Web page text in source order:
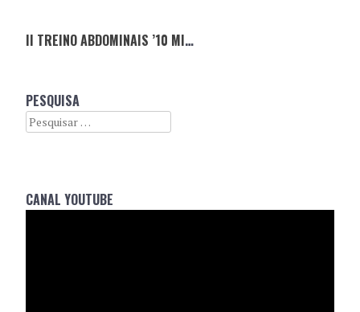
II TREINO ABDOMINAIS ’10 MINUTOS’
PESQUISA
Search
CANAL YOUTUBE